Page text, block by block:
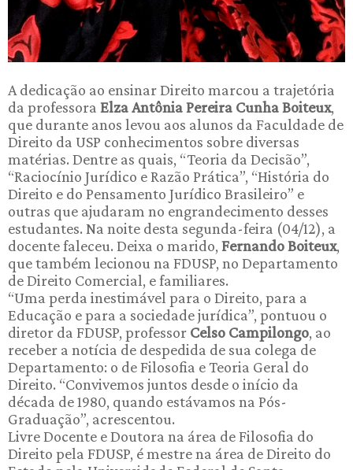
A dedicação ao ensinar Direito marcou a trajetória
da professora Elza Antônia Pereira Cunha Boiteux,
que durante anos levou aos alunos da Faculdade de
Direito da USP conhecimentos sobre diversas
matérias. Dentre as quais, “Teoria da Decisão”,
“Raciocínio Jurídico e Razão Prática”, “História do
Direito e do Pensamento Jurídico Brasileiro” e
outras que ajudaram no engrandecimento desses
estudantes. Na noite desta segunda-feira (04/12), a
docente faleceu. Deixa o marido, Fernando Boiteux,
que também lecionou na FDUSP, no Departamento
de Direito Comercial, e familiares.
“Uma perda inestimável para o Direito, para a
Educação e para a sociedade jurídica”, pontuou o
diretor da FDUSP, professor Celso Campilongo, ao
receber a notícia de despedida de sua colega de
Departamento: o de Filosofia e Teoria Geral do
Direito. “Convivemos juntos desde o início da
década de 1980, quando estávamos na Pós-
Graduação”, acrescentou.
Livre Docente e Doutora na área de Filosofia do
Direito pela FDUSP, é mestre na área de Direito do